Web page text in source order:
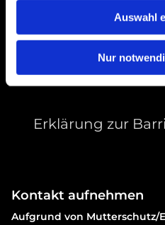
Auswahl
Nur
Erklärung zur
Kontakt aufnehmen
Aufgrund von Mutterschutz/